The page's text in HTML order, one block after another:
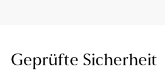
Geprüfte Sicherheit